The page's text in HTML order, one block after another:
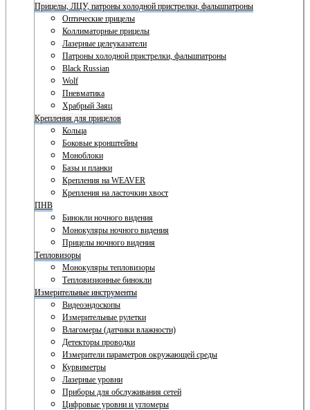
Прицелы, ЛЦУ, патроны холодной пристрелки, фальшпатроны
Оптические прицелы
Коллиматорные прицелы
Лазерные целеуказатели
Патроны холодной пристрелки, фальшпатроны
Black Russian
Wolf
Пневматика
Храбрый Заяц
Крепления для прицелов
Кольца
Боковые кронштейны
Моноблоки
Базы и планки
Крепления на WEAVER
Крепления на ласточкин хвост
ПНВ
Бинокли ночного видения
Монокуляры ночного видения
Прицелы ночного видения
Тепловизоры
Монокуляры тепловизоры
Тепловизионные бинокли
Измерительные инструменты
Видеоэндоскопы
Измерительные рулетки
Влагомеры (датчики влажности)
Детекторы проводки
Измерители параметров окружающей среды
Курвиметры
Лазерные уровни
Приборы для обслуживания сетей
Цифровые уровни и угломеры